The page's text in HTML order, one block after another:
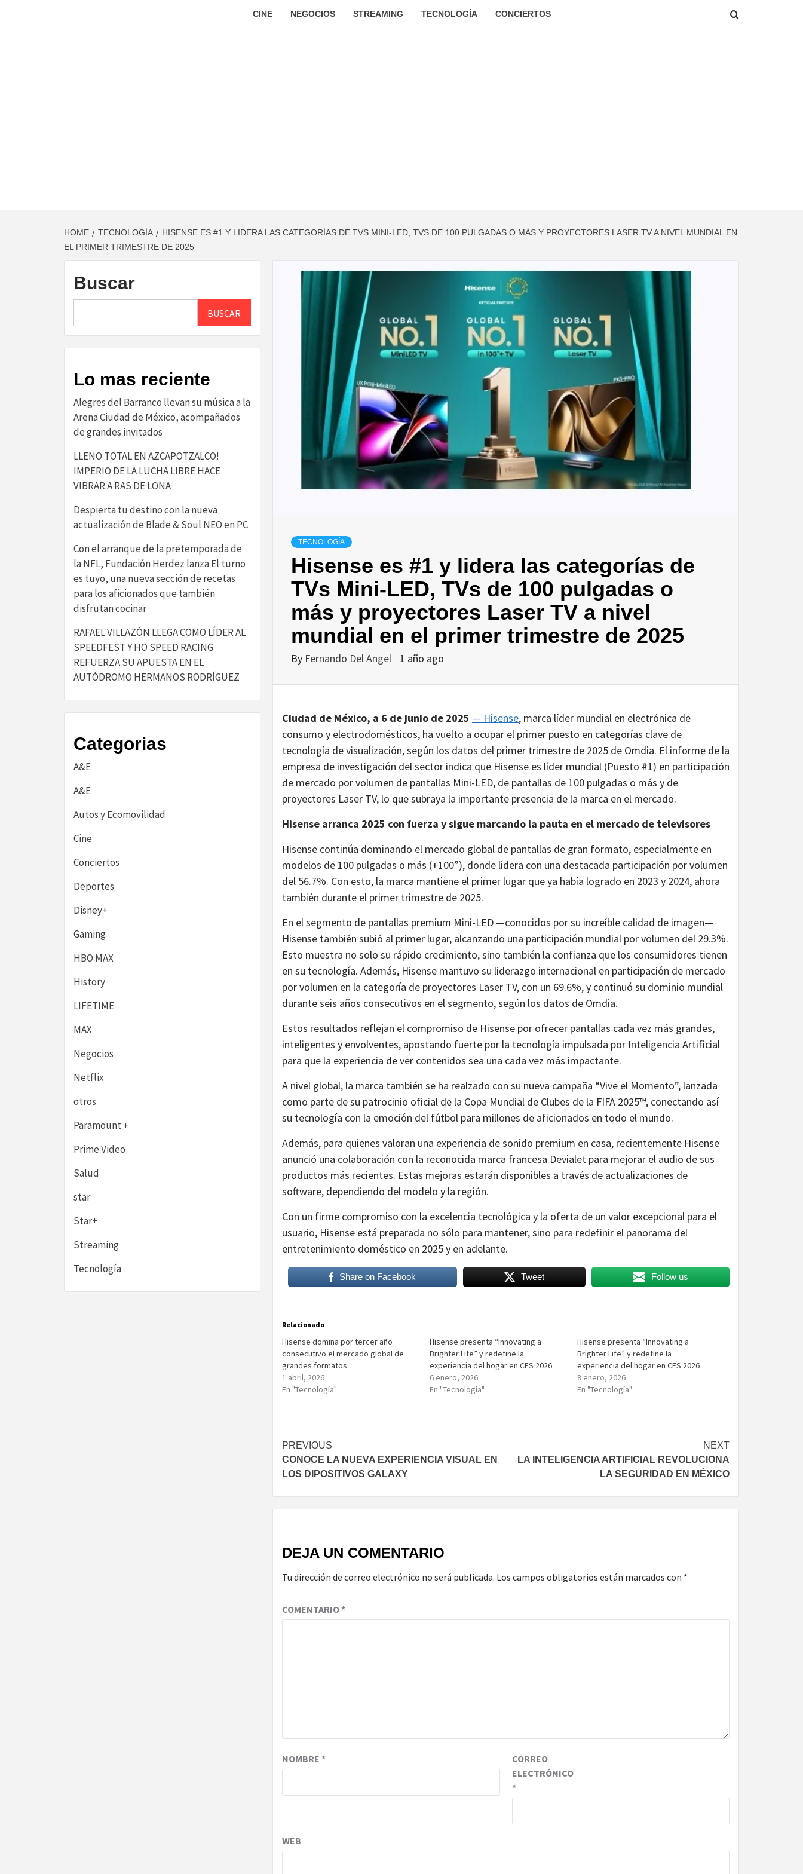
CINE NEGOCIOS STREAMING TECNOLOGÍA CONCIERTOS
HOME TECNOLOGÍA
HISENSE ES #1 Y LIDERA LAS CATEGORÍAS DE TVS MINI-LED, TVS DE 100 PULGADAS O MÁS Y PROYECTORES LASER TV A NIVEL MUNDIAL EN
EL PRIMER TRIMESTRE DE 2025
TECNOLOGÍA
Hisense es #1 y lidera las categorías de
TVs Mini-LED, TVs de 100 pulgadas o
más y proyectores Laser TV a nivel
mundial en el primer trimestre de 2025
By Fernando Del Angel 1 año ago
Ciudad de México, a 6 de junio de 2025 — Hisense, marca líder mundial en electrónica de
consumo y electrodomésticos, ha vuelto a ocupar el primer puesto en categorías clave de
tecnología de visualización, según los datos del primer trimestre de 2025 de Omdia. El informe de la
empresa de investigación del sector indica que Hisense es líder mundial (Puesto #1) en participación
de mercado por volumen de pantallas Mini-LED, de pantallas de 100 pulgadas o más y de
proyectores Laser TV, lo que subraya la importante presencia de la marca en el mercado.
Hisense arranca 2025 con fuerza y sigue marcando la pauta en el mercado de televisores
Hisense continúa dominando el mercado global de pantallas de gran formato, especialmente en
modelos de 100 pulgadas o más (+100”), donde lidera con una destacada participación por volumen
del 56.7%. Con esto, la marca mantiene el primer lugar que ya había logrado en 2023 y 2024, ahora
también durante el primer trimestre de 2025.
En el segmento de pantallas premium Mini-LED —conocidos por su increíble calidad de imagen—
Hisense también subió al primer lugar, alcanzando una participación mundial por volumen del 29.3%.
Esto muestra no solo su rápido crecimiento, sino también la confianza que los consumidores tienen
en su tecnología. Además, Hisense mantuvo su liderazgo internacional en participación de mercado
por volumen en la categoría de proyectores Laser TV, con un 69.6%, y continuó su dominio mundial
durante seis años consecutivos en el segmento, según los datos de Omdia.
Estos resultados reflejan el compromiso de Hisense por ofrecer pantallas cada vez más grandes,
inteligentes y envolventes, apostando fuerte por la tecnología impulsada por Inteligencia Artificial
para que la experiencia de ver contenidos sea una cada vez más impactante.
A nivel global, la marca también se ha realzado con su nueva campaña “Vive el Momento”, lanzada
como parte de su patrocinio oficial de la Copa Mundial de Clubes de la FIFA 2025™, conectando así
su tecnología con la emoción del fútbol para millones de aficionados en todo el mundo.
Además, para quienes valoran una experiencia de sonido premium en casa, recientemente Hisense
anunció una colaboración con la reconocida marca francesa Devialet para mejorar el audio de sus
productos más recientes. Estas mejoras estarán disponibles a través de actualizaciones de
software, dependiendo del modelo y la región.
Con un firme compromiso con la excelencia tecnológica y la oferta de un valor excepcional para el
usuario, Hisense está preparada no sólo para mantener, sino para redefinir el panorama del
entretenimiento doméstico en 2025 y en adelante.
Share on Facebook Tweet Follow us
Relacionado
Hisense domina por tercer año
consecutivo el mercado global de
grandes formatos
1 abril, 2026
En "Tecnología"
Hisense presenta “Innovating a
Brighter Life” y redefine la
experiencia del hogar en CES 2026
6 enero, 2026
En "Tecnología"
Hisense presenta “Innovating a
Brighter Life” y redefine la
experiencia del hogar en CES 2026
8 enero, 2026
En "Tecnología"
Post
navigation
PREVIOUS
CONOCE LA NUEVA EXPERIENCIA VISUAL EN
LOS DIPOSITIVOS GALAXY
NEXT
LA INTELIGENCIA ARTIFICIAL REVOLUCIONA
LA SEGURIDAD EN MÉXICO
DEJA UN COMENTARIO
Tu dirección de correo electrónico no será publicada. Los campos obligatorios están marcados con *
COMENTARIO*
NOMBRE *
CORREO
ELECTRÓNICO
*
WEB
Buscar
BUSCAR
Lo mas reciente
Alegres del Barranco llevan su música a la
Arena Ciudad de México, acompañados
de grandes invitados
LLENO TOTAL EN AZCAPOTZALCO!
IMPERIO DE LA LUCHA LIBRE HACE
VIBRAR A RAS DE LONA
Despierta tu destino con la nueva
actualización de Blade & Soul NEO en PC
Con el arranque de la pretemporada de
la NFL, Fundación Herdez lanza El turno
es tuyo, una nueva sección de recetas
para los aficionados que también
disfrutan cocinar
RAFAEL VILLAZÓN LLEGA COMO LÍDER AL
SPEEDFEST Y HO SPEED RACING
REFUERZA SU APUESTA EN EL
AUTÓDROMO HERMANOS RODRÍGUEZ
Categorias
A&E
A&E
Autos y Ecomovilidad
Cine
Conciertos
Deportes
Disney+
Gaming
HBO MAX
History
LIFETIME
MAX
Negocios
Netflix
otros
Paramount +
Prime Video
Salud
star
Star+
Streaming
Tecnología